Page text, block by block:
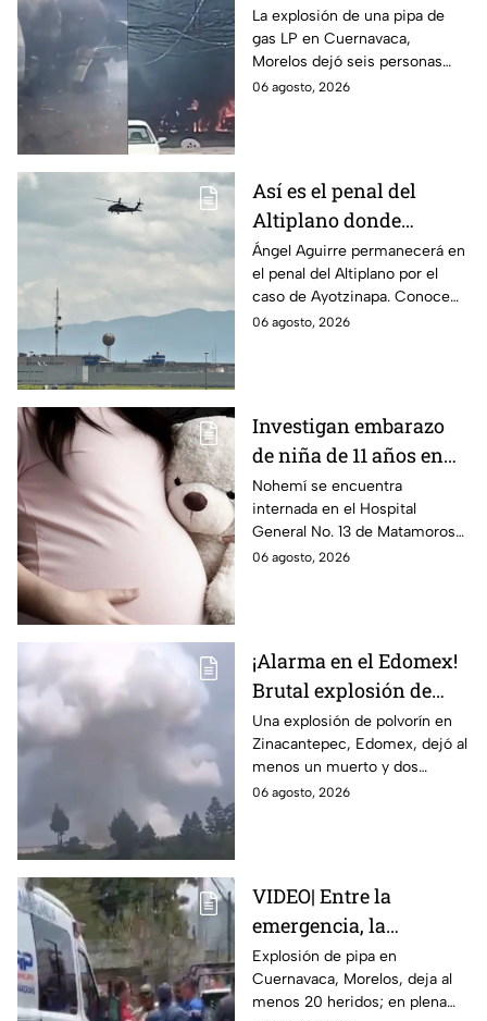
víctimas tras estallido
en Morelos
La explosión de una pipa de
gas LP en Cuernavaca,
Morelos dejó seis personas
hospitalizadas. IMSS informó
06 agosto, 2026
Así es el penal del
Altiplano donde
permanecerá Ángel
Aguirre por caso
Ayotzinapa
Ángel Aguirre permanecerá en
el penal del Altiplano por el
caso de Ayotzinapa. Conoce
dónde está, cómo es esta
06 agosto, 2026
Investigan embarazo
de niña de 11 años en
Matamoros,
Tamaulipas; ¿qué pasó
con Nohemí?
Nohemí se encuentra
internada en el Hospital
General No. 13 de Matamoros
tras complicaciones por un
06 agosto, 2026
¡Alarma en el Edomex!
Brutal explosión de
polvorín en Santa
María del Monte,
Zinacantepec; reportan
al menos un muerto y
Una explosión de polvorín en
Zinacantepec, Edomex, dejó al
menos un muerto y dos
heridos; autoridades atiende la
06 agosto, 2026
VIDEO| Entre la
emergencia, la
desesperación y el
llanto de un niño;
adultos desatan pelea
Explosión de pipa en
Cuernavaca, Morelos, deja al
menos 20 heridos; en plena